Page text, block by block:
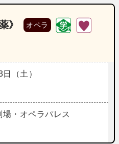
》 オペラ
（土）
場・オペラパレス